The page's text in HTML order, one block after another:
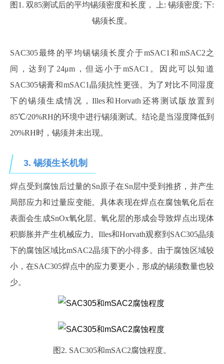
图 1. 双85测试后的平均锡须密度和长度， 上: 锡须密度; 下:
锡须长度。
SAC305最终的平均锡锡须长度介于mSAC1和mSAC2之
间，达到了24μm，但远小于mSAC1。因此可以知道
SAC305锡膏和mSAC1晶须抗性更强。为了对比不同湿度
下的锡须生成情况，Illes和Horvath还将测试版放置到
85℃/20%RH的环境中进行锡须测试。结论是当湿度降低到
20%RH时，锡须并未出现。
3. 锡须生长机制
焊点受到腐蚀后过量的Sn原子在Sn层中受到推挤，并产生
局部应力和过量应变能。具体表现在焊点在腐蚀氧化后在
表面会生成SnOx氧化层。氧化层的形成会导致焊点出现体
积膨胀并产生机械应力。Illes和Horvath观察到SAC305晶须
下的腐蚀区域比mSAC2晶须下的小得多。由于腐蚀区域较
小，在SAC305焊点中的应力要更小，形成的锡须数量也较
少。
图 2. SAC305和mSAC2腐蚀程度。